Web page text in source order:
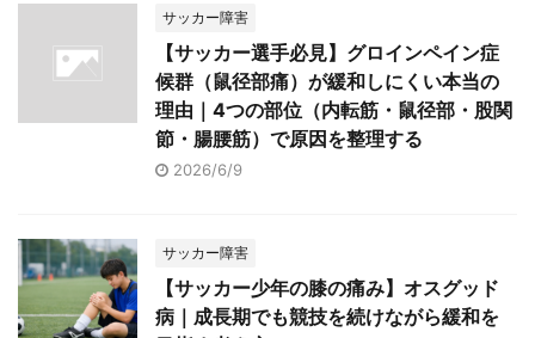
e
o
e
サッカー障害
【サッカー選手必見】グロインペイン症
候群（鼠径部痛）が緩和しにくい本当の
理由｜4つの部位（内転筋・鼠径部・股関
節・腸腰筋）で原因を整理する
2026/6/9
サッカー障害
【サッカー少年の膝の痛み】オスグッド
病｜成長期でも競技を続けながら緩和を